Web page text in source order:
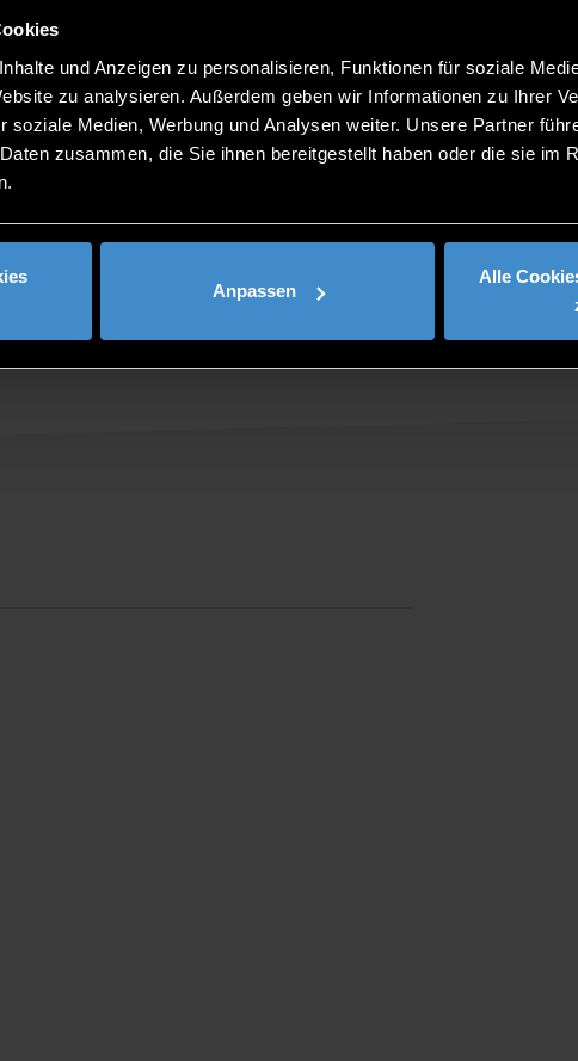
und Anzeigen zu personalisieren, Funktionen für soziale
zu analysieren. Außerdem geben wir Informationen zu Ihrer
soziale Medien, Werbung und Analysen weiter. Unsere Partner
zusammen, die Sie ihnen bereitgestellt haben oder die sie im
Anpassen
Alle
Uhr